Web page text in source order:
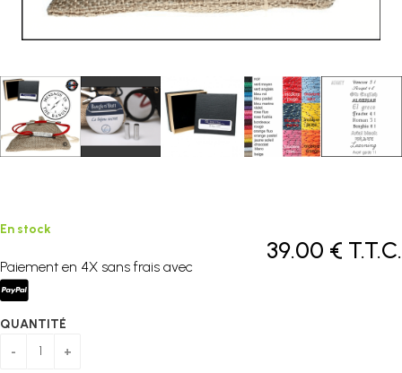
39.00 € T.T.C.
En stock
Paiement en 4X sans frais avec
QUANTITÉ